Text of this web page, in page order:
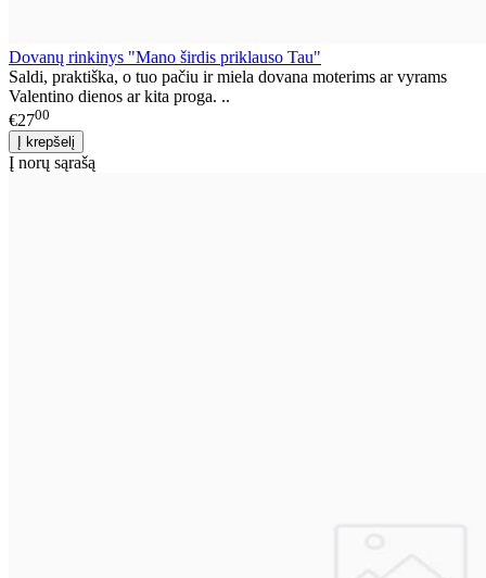
Dovanų rinkinys "Mano širdis priklauso Tau"
Saldi, praktiška, o tuo pačiu ir miela dovana moterims ar vyrams
Valentino dienos ar kita proga. ..
€2700
Į norų sąrašą